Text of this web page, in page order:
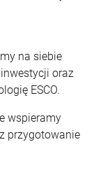
na siebie
oraz
ESCO.
wspieramy
przygotowanie